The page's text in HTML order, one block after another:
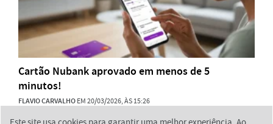
Cartão Nubank aprovado em menos de 5
minutos!
FLAVIO CARVALHOEM 20/03/2026, ÀS 15:26